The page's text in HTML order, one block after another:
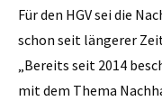
Für den HGV sei die
schon seit längerer
„Bereits seit 2014
mit dem Thema